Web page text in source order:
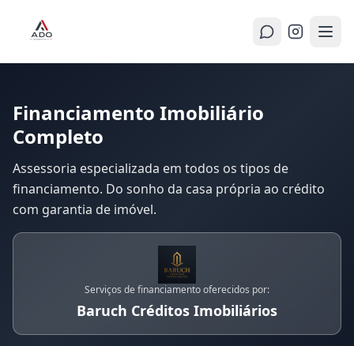
Financiamento Imobiliário
Completo
Assessoria especializada em todos os tipos de
financiamento. Do sonho da casa própria ao crédito
com garantia de imóvel.
Serviços de financiamento oferecidos por:
Baruch Créditos Imobiliários